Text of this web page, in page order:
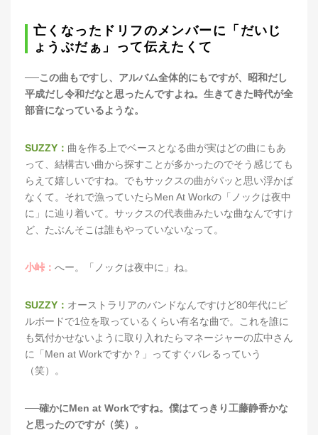
亡くなったドリフのメンバーに「だいじ
ょうぶだぁ」って伝えたくて
──この曲もですし、アルバム全体的にもですが、昭和だし
平成だし令和だなと思ったんですよね。生きてきた時代が全
部音になっているような。
SUZZY： 曲を作る上でベースとなる曲が実はどの曲にもあ
って、結構古い曲から探すことが多かったのでそう感じても
らえて嬉しいですね。でもサックスの曲がパッと思い浮かば
なくて。それで漁っていたらMen At Workの「ノックは夜中
に」に辿り着いて。サックスの代表曲みたいな曲なんですけ
ど、たぶんそこは誰もやっていないなって。
小峠： へー。「ノックは夜中に」ね。
SUZZY： オーストラリアのバンドなんですけど80年代にビ
ルボードで1位を取っているくらい有名な曲で。これを誰に
も気付かせないように取り入れたらマネージャーの広中さん
に「Men at Workですか？」ってすぐバレるっていう
（笑）。
──確かにMen at Workですね。僕はてっきり工藤静香かな
と思ったのですが（笑）。